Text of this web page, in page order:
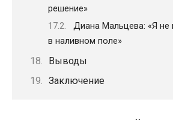
решение»
Диана Мальцева: «Я не
в наливном поле»
Выводы
Заключение